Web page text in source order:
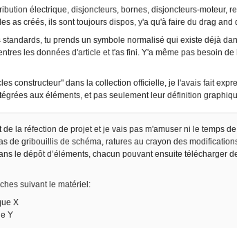
électrique, disjoncteurs, bornes, disjoncteurs-moteur,
as créés, ils sont toujours dispos, y'a qu'à faire du drag and
tu prends un symbole normalisé qui existe déjà
les données d'article et t'as fini. Y'a même pas besoin
constructeur" dans la collection officielle, je l'avais fait
aux éléments, et pas seulement leur définition
la réfection de projet et je vais pas m'amuser ni le temps
de gribouillis de schéma, ratures au crayon des
le dépôt d’éléments, chacun pouvant ensuite télécharger
suivant le matériel:
X
Y